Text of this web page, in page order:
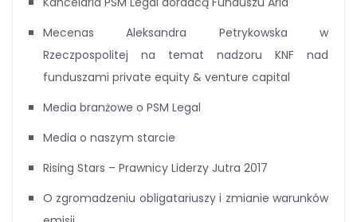
Mecenas Aleksandra Petrykowska w
Rzeczpospolitej na temat nadzoru KNF nad
funduszami private equity & venture capital
Media branżowe o PSM Legal
Media o naszym starcie
Rising Stars – Prawnicy Liderzy Jutra 2017
O zgromadzeniu obligatariuszy i zmianie warunków